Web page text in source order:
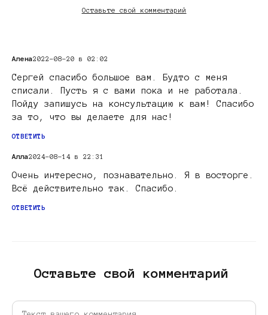
Оставьте свой комментарий
Алена2022-08-20 в 02:02
Сергей спасибо большое вам. Будто с меня
списали. Пусть я с вами пока и не работала.
Пойду запишусь на консультацию к вам! Спасибо
за то, что вы делаете для нас!
ОТВЕТИТЬ
Алла2024-08-14 в 22:31
Очень интересно, познавательно. Я в восторге.
Всё действительно так. Спасибо.
ОТВЕТИТЬ
Оставьте свой комментарий